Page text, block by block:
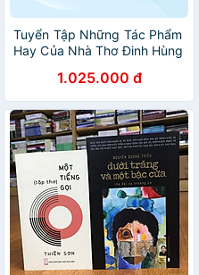
Tuyển Tập Những Tác Phẩm
Hay Của Nhà Thơ Đinh Hùng
1.025.000 đ